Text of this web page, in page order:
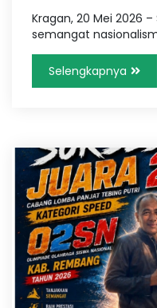
Kragan, 20 Mei 2026
semangat
Selengkapnya